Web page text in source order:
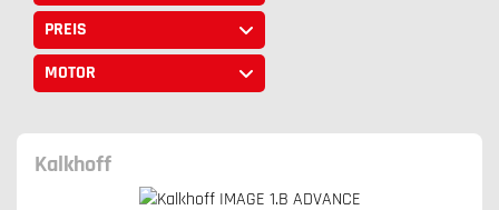
PREIS
MOTOR
Kalkhoff